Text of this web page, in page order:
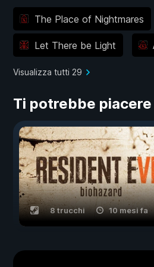
The Place of Nightmares
Let There be Light
Visualizza tutti 29
Ti potrebbe piacere
8 trucchi 10 mesi fa